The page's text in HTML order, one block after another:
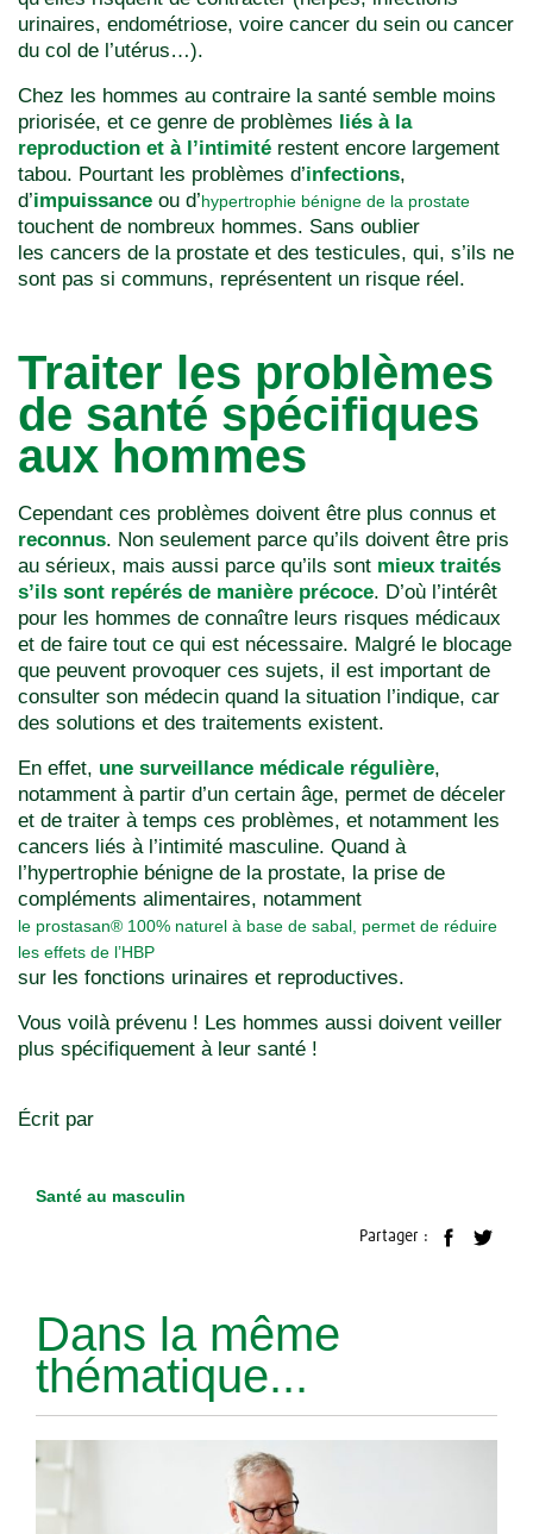
urinaires, endométriose, voire cancer du sein ou cancer
du col de l’utérus…).
Chez les hommes au contraire la santé semble moins
priorisée, et ce genre de problèmes liés à la
reproduction et à l’intimité restent encore largement
tabou. Pourtant les problèmes d’infections,
d’impuissance ou d’hypertrophie bénigne de la prostate
touchent de nombreux hommes. Sans oublier
les cancers de la prostate et des testicules, qui, s’ils ne
sont pas si communs, représentent un risque réel.
Traiter les problèmes
de santé spécifiques
aux hommes
Cependant ces problèmes doivent être plus connus et
reconnus. Non seulement parce qu’ils doivent être pris
au sérieux, mais aussi parce qu’ils sont mieux traités
s’ils sont repérés de manière précoce. D’où l’intérêt
pour les hommes de connaître leurs risques médicaux
et de faire tout ce qui est nécessaire. Malgré le blocage
que peuvent provoquer ces sujets, il est important de
consulter son médecin quand la situation l’indique, car
des solutions et des traitements existent.
En effet, une surveillance médicale régulière,
notamment à partir d’un certain âge, permet de déceler
et de traiter à temps ces problèmes, et notamment les
cancers liés à l’intimité masculine. Quand à
l’hypertrophie bénigne de la prostate, la prise de
compléments alimentaires, notamment
le prostasan® 100% naturel à base de sabal, permet de réduire
les effets de l’HBP
sur les fonctions urinaires et reproductives.
Vous voilà prévenu ! Les hommes aussi doivent veiller
plus spécifiquement à leur santé !
Écrit par
Santé au masculin
Partager :
Dans la même
thématique...